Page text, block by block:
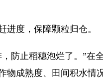
度，保障颗粒归仓。
止稻穗泡烂了。”在
物成熟度、田间积水情